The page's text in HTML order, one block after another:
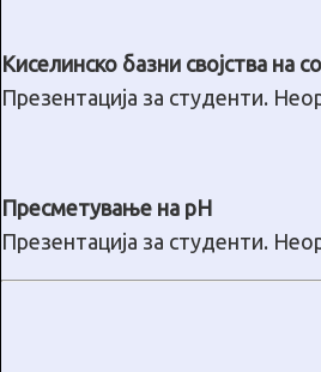
Киселинско базни својства на
Презентација за студенти.
Пресметување на pH
Презентација за студенти.